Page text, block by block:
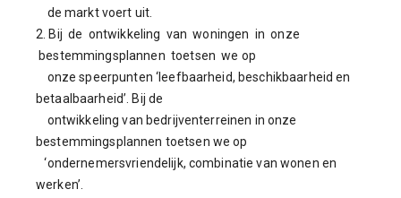
de markt voert uit.
2. Bij de ontwikkeling van woningen in onze
bestemmingsplannen toetsen we op
onze speerpunten ‘leefbaarheid, beschikbaarheid en
betaalbaarheid’. Bij de
ontwikkeling van bedrijventerreinen in onze
bestemmingsplannen toetsen we op
‘ondernemersvriendelijk, combinatie van wonen en
werken’.